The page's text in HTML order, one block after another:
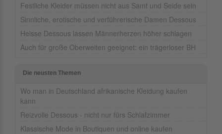
Festliche Kleider müssen nicht aus Samt und Seide sein
Sinnliche, erotische und verführerische Damen Dessous
Heisse Dessous lassen Männerherzen höher schlagen
Auch für große Oberweiten geeignet: ein trägerloser BH
Die neusten Themen
Wo man in Deutschland afrikanische Kleidung kaufen
kann
Reizvolle Dessous - nicht nur fürs Schlafzimmer
Klassische Mode in Boutiquen und online kaufen